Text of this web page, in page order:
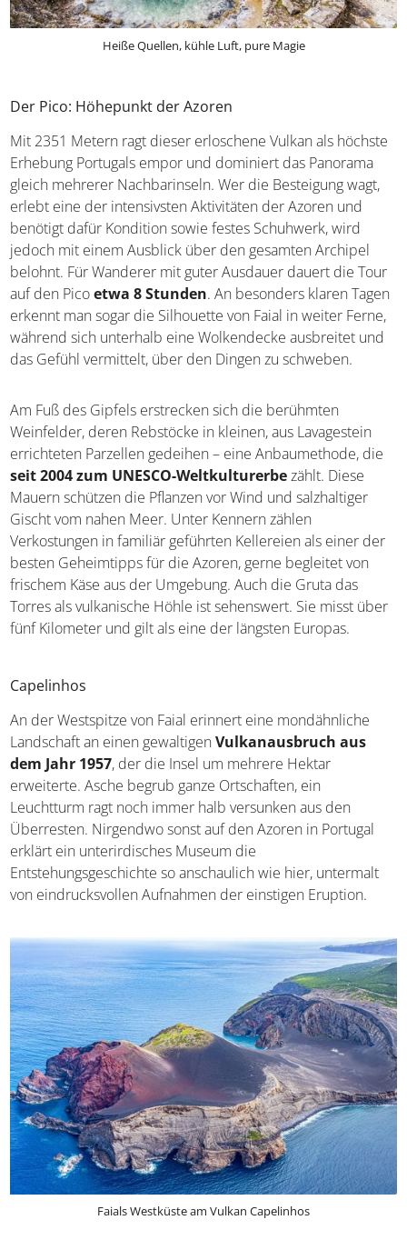
Heiße Quellen, kühle Luft, pure Magie
Der Pico: Höhepunkt der Azoren
Mit 2351 Metern ragt dieser erloschene Vulkan als höchste
Erhebung Portugals empor und dominiert das Panorama
gleich mehrerer Nachbarinseln. Wer die Besteigung wagt,
erlebt eine der intensivsten Aktivitäten der Azoren und
benötigt dafür Kondition sowie festes Schuhwerk, wird
jedoch mit einem Ausblick über den gesamten Archipel
belohnt. Für Wanderer mit guter Ausdauer dauert die Tour
auf den Picoetwa 8 Stunden. An besonders klaren Tagen
erkennt man sogar die Silhouette von Faial in weiter Ferne,
während sich unterhalb eine Wolkendecke ausbreitet und
das Gefühl vermittelt, über den Dingen zu schweben.
Am Fuß des Gipfels erstrecken sich die berühmten
Weinfelder, deren Rebstöcke in kleinen, aus Lavagestein
errichteten Parzellen gedeihen – eine Anbaumethode, die
seit 2004 zum UNESCO-Weltkulturerbezählt. Diese
Mauern schützen die Pflanzen vor Wind und salzhaltiger
Gischt vom nahen Meer. Unter Kennern zählen
Verkostungen in familiär geführten Kellereien als einer der
besten Geheimtipps für die Azoren, gerne begleitet von
frischem Käse aus der Umgebung. Auch die Gruta das
Torres als vulkanische Höhle ist sehenswert. Sie misst über
fünf Kilometer und gilt als eine der längsten Europas.
Capelinhos
An der Westspitze von Faial erinnert eine mondähnliche
Landschaft an einen gewaltigenVulkanausbruch aus
dem Jahr 1957, der die Insel um mehrere Hektar
erweiterte. Asche begrub ganze Ortschaften, ein
Leuchtturm ragt noch immer halb versunken aus den
Überresten. Nirgendwo sonst auf den Azoren in Portugal
erklärt ein unterirdisches Museum die
Entstehungsgeschichte so anschaulich wie hier, untermalt
von eindrucksvollen Aufnahmen der einstigen Eruption.
Faials Westküste am Vulkan Capelinhos